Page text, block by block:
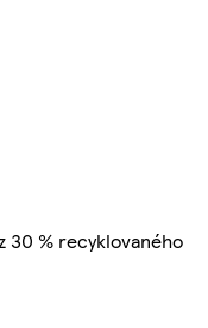
30 % recyklovaného